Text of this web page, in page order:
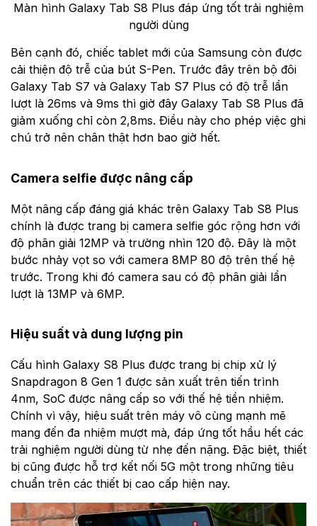
Màn hình Galaxy Tab S8 Plus đáp ứng tốt trải nghiệm
người dùng
Bên cạnh đó, chiếc tablet mới của Samsung còn được
cải thiện độ trễ của bút S-Pen. Trước đây trên bộ đôi
Galaxy Tab S7 và Galaxy Tab S7 Plus có độ trễ lần
lượt là 26ms và 9ms thì giờ đây Galaxy Tab S8 Plus đã
giảm xuống chỉ còn 2,8ms. Điều này cho phép việc ghi
chú trở nên chân thật hơn bao giờ hết.
Camera selfie được nâng cấp
Một nâng cấp đáng giá khác trên Galaxy Tab S8 Plus
chính là được trang bị camera selfie góc rộng hơn với
độ phân giải 12MP và trường nhìn 120 độ. Đây là một
bước nhảy vọt so với camera 8MP 80 độ trên thế hệ
trước. Trong khi đó camera sau có độ phân giải lần
lượt là 13MP và 6MP.
Hiệu suất và dung lượng pin
Cấu hình Galaxy S8 Plus được trang bị chip xử lý
Snapdragon 8 Gen 1 được sản xuất trên tiến trình
4nm, SoC được nâng cấp so với thế hệ tiền nhiệm.
Chính vì vậy, hiệu suất trên máy vô cùng mạnh mẽ
mang đến đa nhiệm mượt mà, đáp ứng tốt hầu hết các
trải nghiệm người dùng từ nhẹ đến nặng. Đặc biệt, thiết
bị cũng được hỗ trợ kết nối 5G một trong những tiêu
chuẩn trên các thiết bị cao cấp hiện nay.